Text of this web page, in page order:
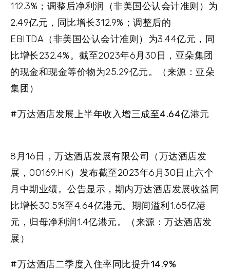
112.3%；调整后净利润（非美国公认会计准则）为
2.49亿元，同比增长312.9%；调整后的
EBITDA（非美国公认会计准则）为3.44亿元，同
比增长232.4%。截至2023年6月30日，亚朵集团
的现金和现金等价物为25.29亿元。（来源：亚朵
集团）
#万达酒店发展上半年收入增三成至4.64亿港元
8月16日，万达酒店发展有限公司（万达酒店发
展，00169.HK）发布截至2023年6月30日止六个
月中期业绩。公告显示，期内万达酒店发展收益同
比增长30.5%至4.64亿港元。期间溢利1.65亿港
元，归母净利润1.4亿港元。（来源：万达酒店发
展）
#万达酒店二季度入住率同比提升14.9%